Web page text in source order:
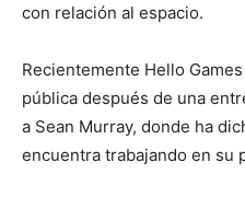
con relación al espacio.
Recientemente Hello
pública después de una
a Sean Murray, donde ha
encuentra trabajando en su